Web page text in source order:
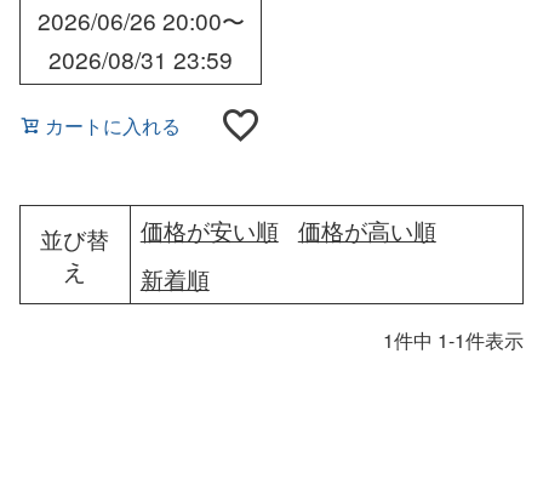
2026/06/26 20:00〜
2026/08/31 23:59
カートに入れる
並び替
え
価格が安い順
価格が高い順
新着順
1件中 1-1件表示